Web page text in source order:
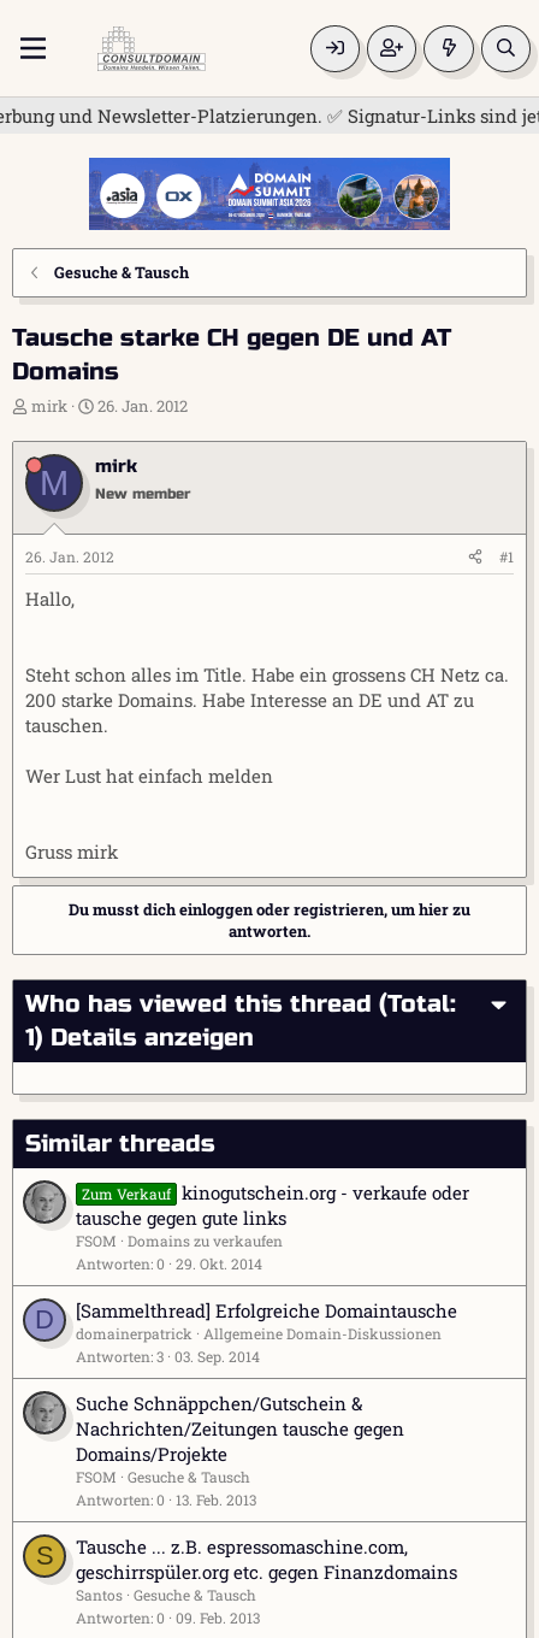
Newsletter-Platzierungen. ✅ Signatur-Links sind
Gesuche & Tausch
Tausche starke CH gegen DE und AT
Domains
E
s
t
e
l
e
r
mirk
E
s
t
e
l
t
a
26. Jan. 2012
M mirk
New member
26. Jan. 2012 #1
Hallo,
Steht schon alles im Title. Habe ein grossens CH Netz ca.
200 starke Domains. Habe Interesse an DE und AT zu
tauschen.
Wer Lust hat einfach melden
Gruss mirk
Du musst dich einloggen oder registrieren, um hier zu
antworten.
Who has viewed this thread (Total:
1) Details anzeigen
Similar threads
Zum Verkauf kinogutschein.org - verkaufe oder
tausche gegen gute links
FSOM
Domains zu verkaufen
Antworten 0 29. Okt. 2014
D [Sammelthread] Erfolgreiche Domaintausche
domainerpatrick
Allgemeine Domain-Diskussionen
Antworten 3 03. Sep. 2014
Suche Schnäppchen/Gutschein &
Nachrichten/Zeitungen tausche gegen
Domains/Projekte
FSOM
Gesuche & Tausch
Antworten 0 13. Feb. 2013
S
Tausche ... z.B. espressomaschine.com,
geschirrspüler.org etc. gegen Finanzdomains
Santos Gesuche & Tausch
Antworten 0 09. Feb. 2013